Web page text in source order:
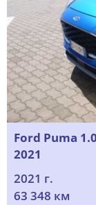
Ford Puma
2021
2021 г.
63 348 км